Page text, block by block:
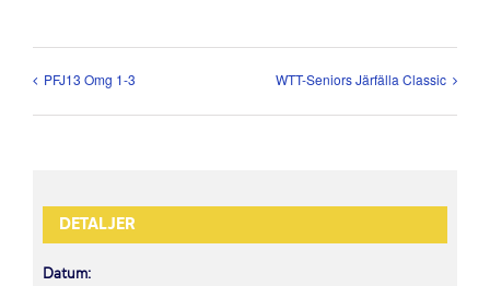
PFJ13 Omg 1-3 WTT-Seniors Järfälla Classic
DETALJER
Datum: